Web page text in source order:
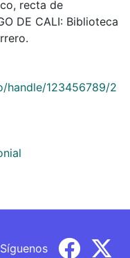
recta de
DE CALI: Biblioteca
handle/123456789/2
Síguenos